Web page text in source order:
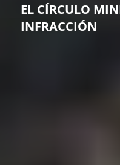
EL CÍRCULO
INFRACCIÓN